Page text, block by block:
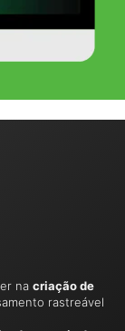
na criação de
rastreável